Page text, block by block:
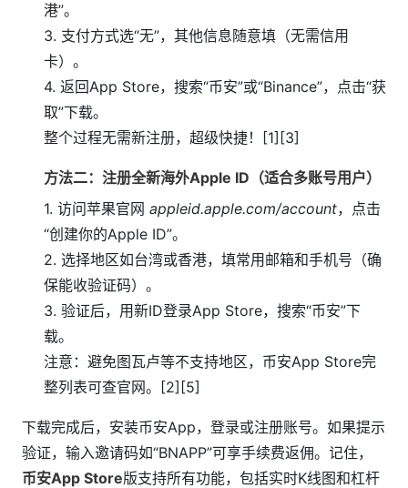
港”。
3. 支付方式选“无”，其他信息随意填（无需信用
卡）。
4. 返回App Store，搜索“币安”或“Binance”，点击“获
取”下载。
整个过程无需新注册，超级快捷！[1][3]
方法二：注册全新海外Apple ID（适合多账号用户）
1. 访问苹果官网 appleid.apple.com/account，点击
“创建你的Apple ID”。
2. 选择地区如台湾或香港，填常用邮箱和手机号（确
保能收验证码）。
3. 验证后，用新ID登录App Store，搜索“币安”下
载。
注意：避免图瓦卢等不支持地区，币安App Store完
整列表可查官网。[2][5]
下载完成后，安装币安App，登录或注册账号。如果提示
验证，输入邀请码如“BNAPP”可享手续费返佣。记住，
币安App Store版支持所有功能，包括实时K线图和杠杆